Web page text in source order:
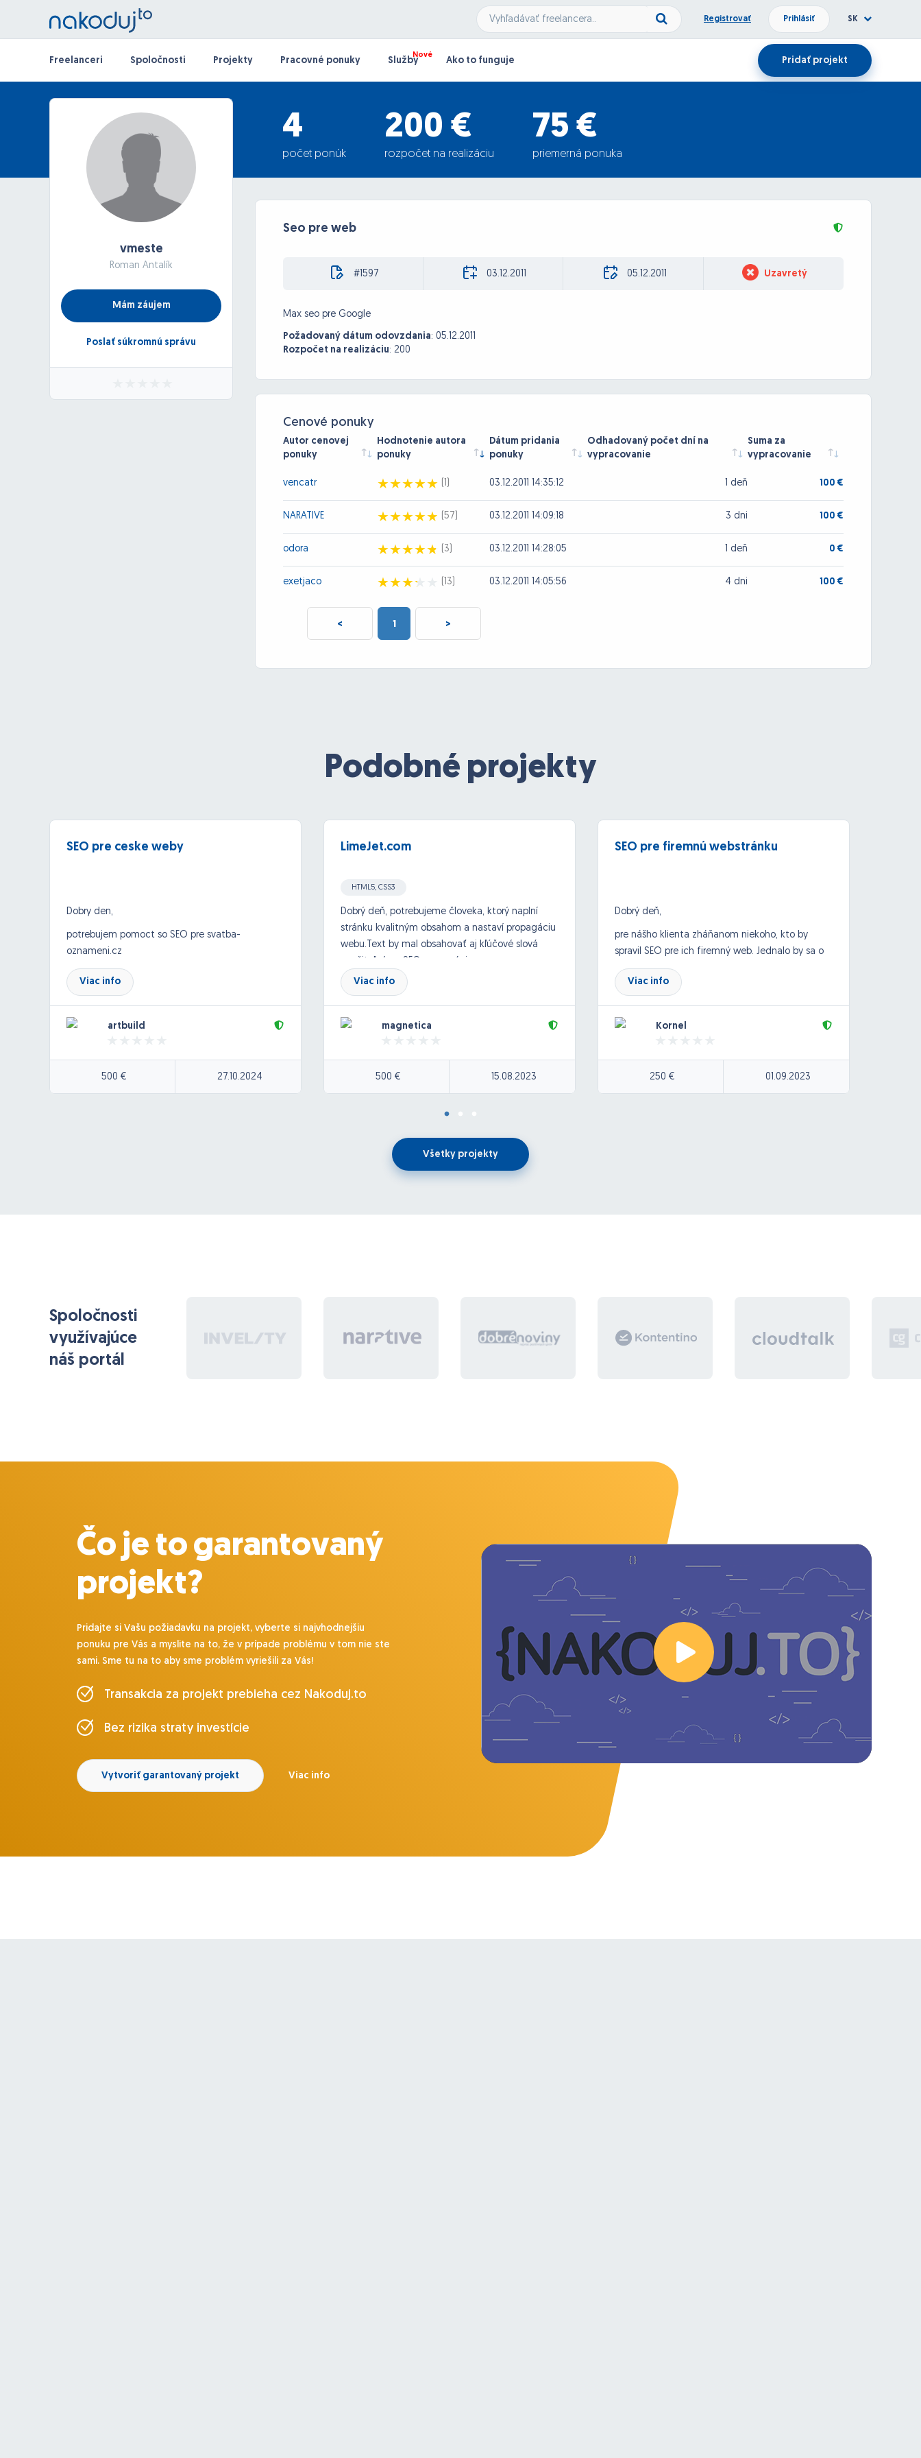
Registrovať Prihlásiť SK
Freelanceri Spoločnosti Projekty Pracovné ponuky Služby Ako to funguje Pridať projekt
4
počet ponúk
200 €
rozpočet na realizáciu
75 €
priemerná ponuka
vmeste
Roman Antalík
Mám záujem
Poslať súkromnú správu
Seo pre web
#1597 03.12.2011 05.12.2011 Uzavretý
Max seo pre Google
Požadovaný dátum odovzdania: 05.12.2011
Rozpočet na realizáciu: 200
Cenové ponuky
Autor cenovej
ponuky
Hodnotenie autora
ponuky
Dátum pridania
ponuky
Odhadovaný počet dní na
vypracovanie
Suma za
vypracovanie
vencatr (1) 03.12.2011 14:35:12 1 deň 100 €
NARATIVE (57) 03.12.2011 14:09:18 3 dni 100 €
odora (3) 03.12.2011 14:28:05 1 deň 0 €
exetjaco (13) 03.12.2011 14:05:56 4 dni 100 €
< 1 >
Podobné projekty
SEO pre ceske weby
Dobry den,
potrebujem pomoct so SEO pre svatba-
oznameni.cz
Technicky audit, oprava chyb, onpage
optimalizacia.
Pre google.cz
Potrebujeme vysledky.
Viac info
artbuild
500 € 27.10.2024
LimeJet.com
HTML5, CSS3
Dobrý deň, potrebujeme človeka, ktorý naplní
stránku kvalitným obsahom a nastaví propagáciu
webu.Text by mal obsahovať aj kľúčové slová
Viac info
magnetica
500 € 15.08.2023
SEO pre firemnú webstránku
Dobrý deň,
pre nášho klienta zháňanom niekoho, kto by
spravil SEO pre ich firemný web. Jednalo by sa o
cca 5 - 7 kľúčových slov. Analýza kw je
pripravená, išlo by teda o linkbuilding. Podrobnosti
Viac info
Kornel
250 € 01.09.2023
Všetky projekty
Spoločnosti
využívajúce
náš portál
Čo je to garantovaný
projekt?
Pridajte si Vašu požiadavku na projekt, vyberte si najvhodnejšiu
ponuku pre Vás a myslite na to, že v prípade problému v tom nie ste
sami. Sme tu na to aby sme problém vyriešili za Vás!
Transakcia za projekt prebieha cez Nakoduj.to
Bez rizika straty investície
Vytvoriť garantovaný projekt Viac info